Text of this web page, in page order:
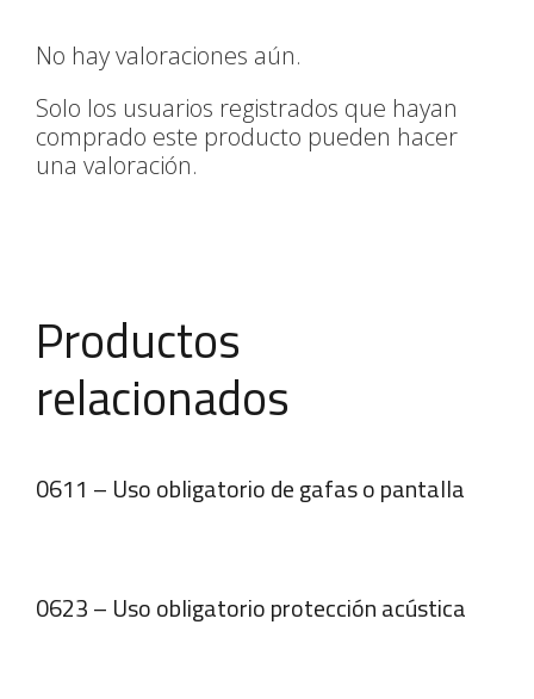
No hay valoraciones aún.
Solo los usuarios registrados que hayan
comprado este producto pueden hacer
una valoración.
Productos
relacionados
0611 – Uso obligatorio de gafas o pantalla
0623 – Uso obligatorio protección acústica